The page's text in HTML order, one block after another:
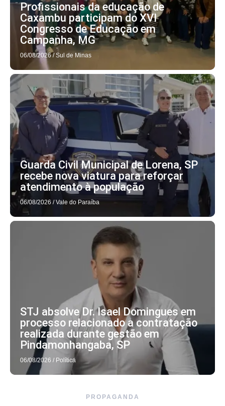
Profissionais da educação de
Caxambu participam do XVI
Congresso de Educação em
Campanha, MG
06/08/2026 / Sul de Minas
Guarda Civil Municipal de Lorena, SP
recebe nova viatura para reforçar
atendimento à população
06/08/2026 / Vale do Paraíba
STJ absolve Dr. Isael Domingues em
processo relacionado a contratação
realizada durante gestão em
Pindamonhangaba, SP
06/08/2026 / Política
PROPAGANDA